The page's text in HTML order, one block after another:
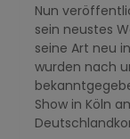
Nun
sein neustes
seine Art neu
wurden nach
Show in Köln